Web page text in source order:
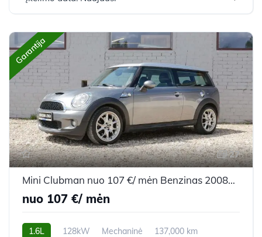
Garantija
27
Mini Clubman nuo 107 €/ mėn Benzinas 2008m. Hečbekas Mechaninė
nuo 107 €/ mėn
1.6L 128kW Mechaninė
137,000 km